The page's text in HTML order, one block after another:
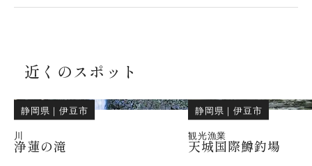
近くのスポット
静岡県 ｜伊豆市
川
浄蓮の滝
静岡県 ｜伊豆市
観光漁業
天城国際鱒釣場